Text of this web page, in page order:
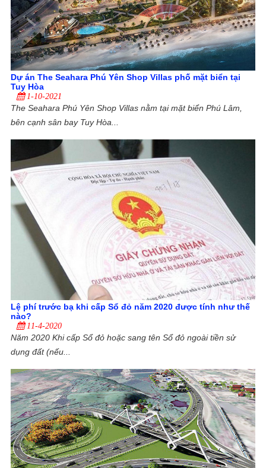
Dự án The Seahara Phú Yên Shop Villas phố mặt biển tại
Tuy Hòa
1-10-2021
The Seahara Phú Yên Shop Villas nằm tại mặt biển Phú Lâm,
bên cạnh sân bay Tuy Hòa...
Lệ phí trước bạ khi cấp Sổ đỏ năm 2020 được tính như thế
nào?
11-4-2020
Năm 2020 Khi cấp Sổ đỏ hoặc sang tên Sổ đỏ ngoài tiền sử
dụng đất (nếu...